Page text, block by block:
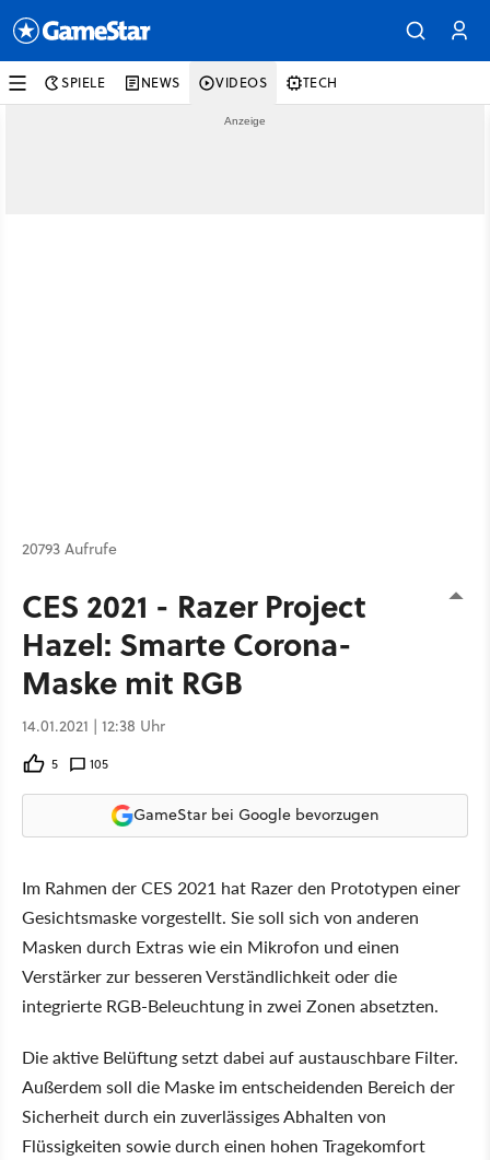
SPIELE NEWS VIDEOS TECH
20793 Aufrufe
CES 2021 - Razer Project
Hazel: Smarte Corona-
Maske mit RGB
14.01.2021 | 12:38 Uhr
5 105
GameStar bei Google bevorzugen
Im Rahmen der CES 2021 hat Razer den Prototypen einer
Gesichtsmaske vorgestellt. Sie soll sich von anderen
Masken durch Extras wie ein Mikrofon und einen
Verstärker zur besseren Verständlichkeit oder die
integrierte RGB-Beleuchtung in zwei Zonen absetzten.
Die aktive Belüftung setzt dabei auf austauschbare Filter.
Außerdem soll die Maske im entscheidenden Bereich der
Sicherheit durch ein zuverlässiges Abhalten von
Flüssigkeiten sowie durch einen hohen Tragekomfort